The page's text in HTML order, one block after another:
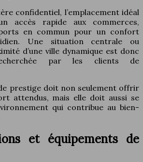
confidentiel, l’emplacement idéal
accès rapide aux commerces,
en commun pour un confort
Une situation centrale ou
d’une ville dynamique est donc
par les clients de
prestige doit non seulement offrir
attendus, mais elle doit aussi se
qui contribue au bien-
et équipements de